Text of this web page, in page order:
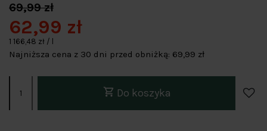
69,99 zł
62,99 zł
1 166,48 zł / l
Najniższa cena z 30 dni przed obniżką: 69,99 zł
Do koszyka